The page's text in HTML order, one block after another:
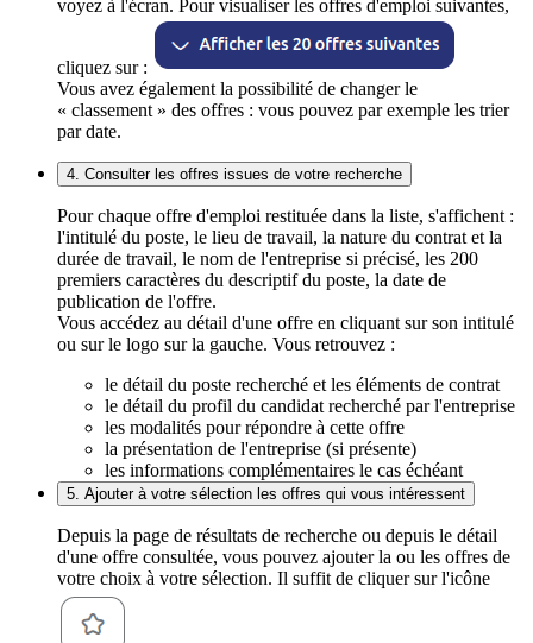
voyez à l'écran. Pour visualiser les offres d'emploi suivantes,
cliquez sur :
Vous avez également la possibilité de changer le
« classement » des offres : vous pouvez par exemple les trier
par date.
4. Consulter les offres issues de votre recherche
Pour chaque offre d'emploi restituée dans la liste, s'affichent :
l'intitulé du poste, le lieu de travail, la nature du contrat et la
durée de travail, le nom de l'entreprise si précisé, les 200
premiers caractères du descriptif du poste, la date de
publication de l'offre.
Vous accédez au détail d'une offre en cliquant sur son intitulé
ou sur le logo sur la gauche. Vous retrouvez :
le détail du poste recherché et les éléments de contrat
le détail du profil du candidat recherché par l'entreprise
les modalités pour répondre à cette offre
la présentation de l'entreprise (si présente)
les informations complémentaires le cas échéant
5. Ajouter à votre sélection les offres qui vous intéressent
Depuis la page de résultats de recherche ou depuis le détail
d'une offre consultée, vous pouvez ajouter la ou les offres de
votre choix à votre sélection. Il suffit de cliquer sur l'icône